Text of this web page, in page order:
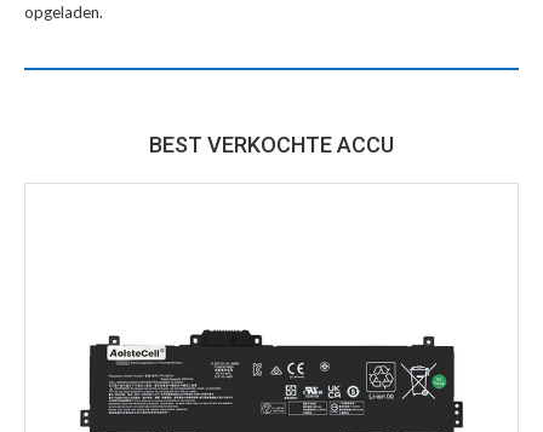
opgeladen.
BEST VERKOCHTE ACCU